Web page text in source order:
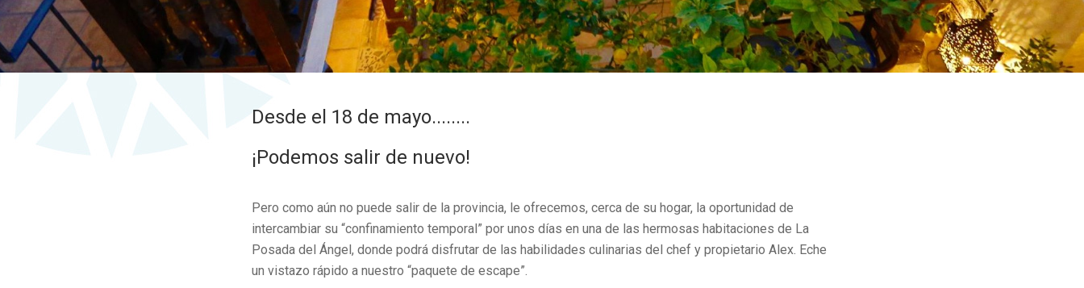
Desde el 18 de mayo........
¡Podemos salir de nuevo!
Pero como aún no puede salir de la provincia, le ofrecemos, cerca de su hogar, la oportunidad de
intercambiar su “confinamiento temporal” por unos días en una de las hermosas habitaciones de La
Posada del Ángel, donde podrá disfrutar de las habilidades culinarias del chef y propietario Alex. Eche
un vistazo rápido a nuestro “paquete de escape”.